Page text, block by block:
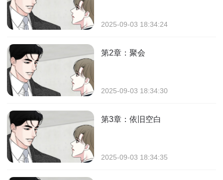
2025-09-03 18:34:24
第2章：聚会
2025-09-03 18:34:30
第3章：依旧空白
2025-09-03 18:34:35